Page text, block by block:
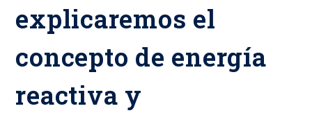
explicaremos el
concepto de energía
reactiva y